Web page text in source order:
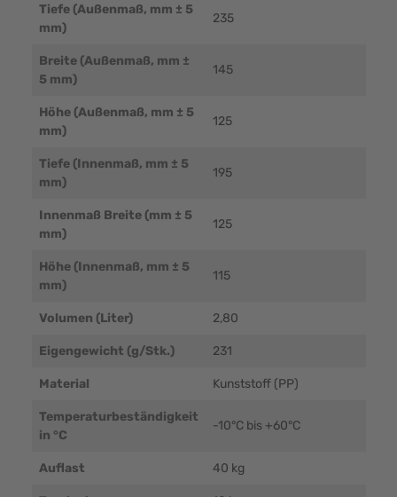
Tiefe (Außenmaß, mm ± 5
mm)
235
Breite (Außenmaß, mm ±
5 mm)
145
Höhe (Außenmaß, mm ± 5
mm)
125
Tiefe (Innenmaß, mm ± 5
mm)
195
Innenmaß Breite (mm ± 5
mm)
125
Höhe (Innenmaß, mm ± 5
mm)
115
Volumen (Liter) 2,80
Eigengewicht (g/Stk.) 231
Material Kunststoff (PP)
Temperaturbeständigkeit
in °C
-10°C bis +60°C
Auflast 40 kg